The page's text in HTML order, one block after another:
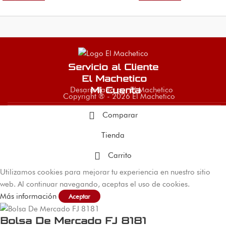
Servicio al Cliente
El Machetico
Mi Cuenta
Desarrollado por El Machetico
Copyright ® - 2026 El Machetico
Comparar
Tienda
Carrito
Utilizamos cookies para mejorar tu experiencia en nuestro sitio
web. Al continuar navegando, aceptas el uso de cookies.
Más información
Aceptar
Bolsa De Mercado FJ 8181